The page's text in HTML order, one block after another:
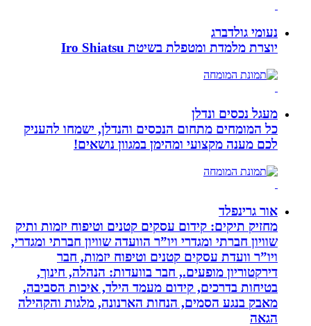
נעומי גולדברג
יוצרת מלמדת ומטפלת בשיטת Iro Shiatsu
מעגל נכסים ונדלן
כל המומחים מתחום הנכסים והנדלן, ישמחו להעניק
לכם מענה מקצועי ומהימן במגוון נושאים!
אור גרינפלד
מחזיק תיקים: קידום עסקים קטנים וטיפוח יזמות ותיק
שוויון חברתי ומגדרי ויו”ר הוועדה שוויון חברתי ומגדרי,
ויו”ר וועדת עסקים קטנים וטיפוח יזמות, חבר
דירקטוריון מופעים., חבר בוועדות: הנהלה, חינוך,
בטיחות בדרכים, קידום מעמד הילד, איכות הסביבה,
מאבק בנגע הסמים, הנחות הארנונה, מלגות והקהילה
הגאה